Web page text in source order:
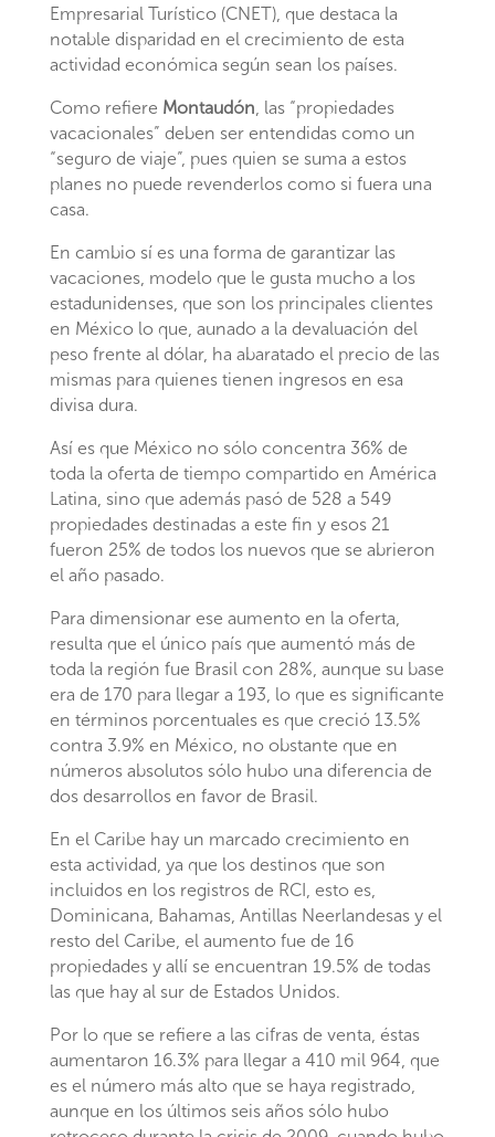
Empresarial Turístico (CNET), que destaca la
notable disparidad en el crecimiento de esta
actividad económica según sean los países.
Como refiere Montaudón , las “propiedades
vacacionales” deben ser entendidas como un
“seguro de viaje”, pues quien se suma a estos
planes no puede revenderlos como si fuera una
casa.
En cambio sí es una forma de garantizar las
vacaciones, modelo que le gusta mucho a los
estadunidenses, que son los principales clientes
en México lo que, aunado a la devaluación del
peso frente al dólar, ha abaratado el precio de las
mismas para quienes tienen ingresos en esa
divisa dura.
Así es que México no sólo concentra 36% de
toda la oferta de tiempo compartido en América
Latina, sino que además pasó de 528 a 549
propiedades destinadas a este fin y esos 21
fueron 25% de todos los nuevos que se abrieron
el año pasado.
Para dimensionar ese aumento en la oferta,
resulta que el único país que aumentó más de
toda la región fue Brasil con 28%, aunque su base
era de 170 para llegar a 193, lo que es significante
en términos porcentuales es que creció 13.5%
contra 3.9% en México, no obstante que en
números absolutos sólo hubo una diferencia de
dos desarrollos en favor de Brasil.
En el Caribe hay un marcado crecimiento en
esta actividad, ya que los destinos que son
incluidos en los registros de RCI, esto es,
Dominicana, Bahamas, Antillas Neerlandesas y el
resto del Caribe, el aumento fue de 16
propiedades y allí se encuentran 19.5% de todas
las que hay al sur de Estados Unidos.
Por lo que se refiere a las cifras de venta, éstas
aumentaron 16.3% para llegar a 410 mil 964, que
es el número más alto que se haya registrado,
aunque en los últimos seis años sólo hubo